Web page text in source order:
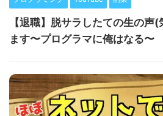
【退職】脱サラしたての生の声
ます〜プログラマに俺はなる〜